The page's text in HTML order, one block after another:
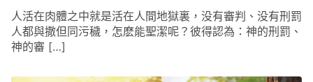
人活在肉體之中就是活在人間地獄裏，没有審判、没有刑罰
人都與撒但同污穢，怎麽能聖潔呢？彼得認為：神的刑罰、
神的審 […]